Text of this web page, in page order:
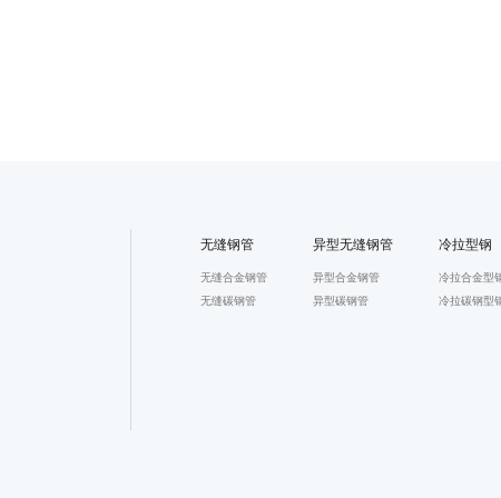
无缝钢管
无缝合金钢管
无缝碳钢管
异型无缝钢管
异型合金钢管
异型碳钢管
冷拉型钢
冷拉合金型
冷拉碳钢型